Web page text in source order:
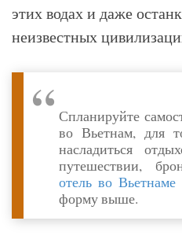
этих водах и даже
неизвестных
Спланируйте
во Вьетнам, для
насладиться
путешествии,
отель во Вьетнаме
форму выше.